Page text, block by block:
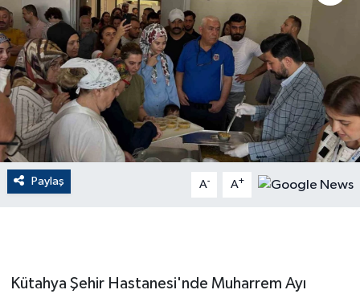
Paylaş A- A+
Kütahya Şehir Hastanesi'nde Muharrem Ayı
Dünya
EĞİTİM
EKONOMİ
English News
Finans